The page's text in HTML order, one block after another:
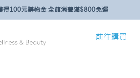
得100元購物金 全館消費滿$800免運
前往購買